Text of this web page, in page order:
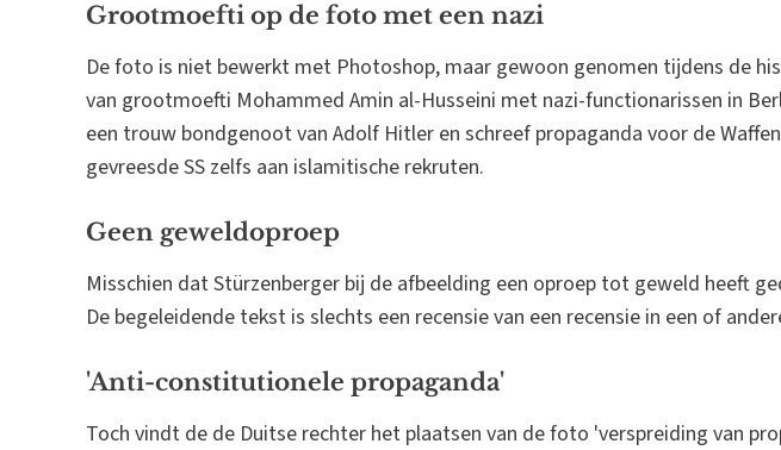
Grootmoefti op de foto met een nazi
De foto is niet bewerkt met Photoshop, maar gewoon genomen tijdens de
van grootmoefti Mohammed Amin al-Husseini met nazi-functionarissen in
een trouw bondgenoot van Adolf Hitler en schreef propaganda voor de
gevreesde SS zelfs aan islamitische rekruten.
Geen geweldoproep
Misschien dat Stürzenberger bij de afbeelding een oproep tot geweld heeft
De begeleidende tekst is slechts een recensie van een recensie in een of
'Anti-constitutionele propaganda'
Toch vindt de de Duitse rechter het plaatsen van de foto 'verspreiding van